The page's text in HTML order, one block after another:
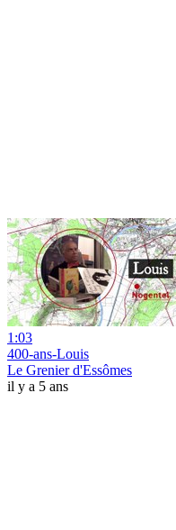
1:03
400-ans-Louis
Le Grenier d'Essômes
il y a 5 ans